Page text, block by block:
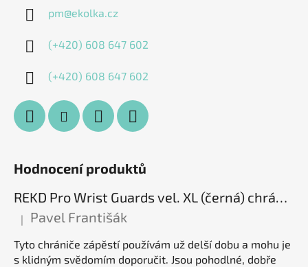
pm@ekolka.cz
(+420) 608 647 602
(+420) 608 647 602
Hodnocení produktů
REKD Pro Wrist Guards vel. XL (černá) chrániče zápěstí
Hodnocení produktu je 5 z 5 hvězdiček.
| Pavel Františák
Tyto chrániče zápěstí používám už delší dobu a mohu je
s klidným svědomím doporučit. Jsou pohodlné, dobře